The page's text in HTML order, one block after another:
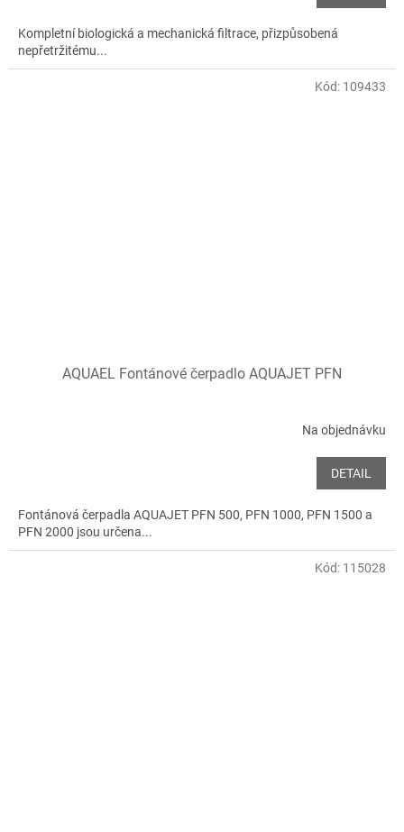
Kompletní biologická a mechanická filtrace, přizpůsobená
nepřetržitému...
AQUAEL Fontánové čerpadlo AQUAJET PFN
Na objednávku
DETAIL
Fontánová čerpadla AQUAJET PFN 500, PFN 1000, PFN 1500 a
PFN 2000 jsou určena...
Kód: 109433
Kód: 115028